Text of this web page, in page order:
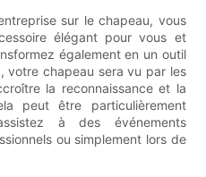
sur le chapeau, vous
élégant pour vous et
également en un outil
votre chapeau sera vu par les
la reconnaissance et la
peut être particulièrement
à des événements
ou simplement lors de